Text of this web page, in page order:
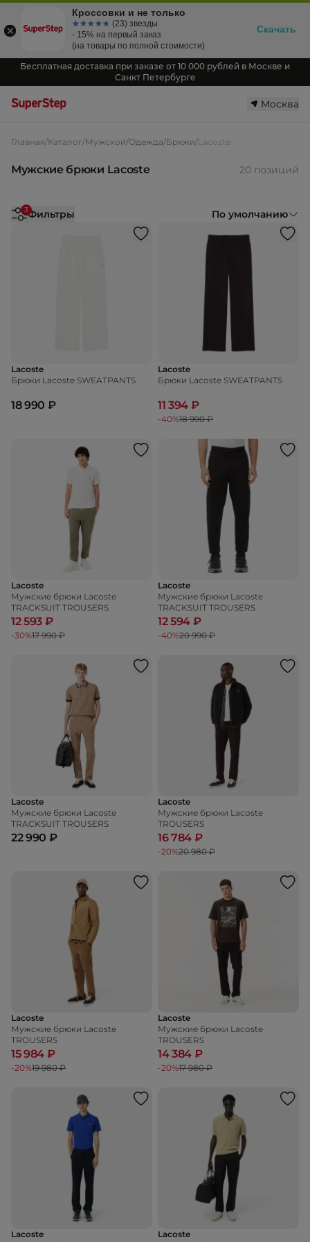
Бесплатная доставка при заказе от 10 000 рублей в Москве и
Санкт Петербурге
Москва
Главная/Каталог/Мужской/Одежда/Брюки/Lacoste
Мужские брюки Lacoste 20 позиций
3Фильтры По умолчанию
Lacoste
Брюки Lacoste SWEATPANTS
18 990 ₽
Lacoste
Брюки Lacoste SWEATPANTS
11 394 ₽
-40%18 990 ₽
Lacoste
Мужские брюки Lacoste
TRACKSUIT TROUSERS
12 593 ₽
-30%17 990 ₽
Lacoste
Мужские брюки Lacoste
TRACKSUIT TROUSERS
12 594 ₽
-40%20 990 ₽
Lacoste
Мужские брюки Lacoste
TRACKSUIT TROUSERS
22 990 ₽
Lacoste
Мужские брюки Lacoste
TROUSERS
16 784 ₽
-20%20 980 ₽
Lacoste
Мужские брюки Lacoste
TROUSERS
15 984 ₽
-20%19 980 ₽
Lacoste
Мужские брюки Lacoste
TROUSERS
14 384 ₽
-20%17 980 ₽
Lacoste
Lacoste
Кроссовки и не только
☆☆☆☆☆
★★★★★ (23) звезды
- 15% на первый заказ
(на товары по полной стоимости)
Скачать